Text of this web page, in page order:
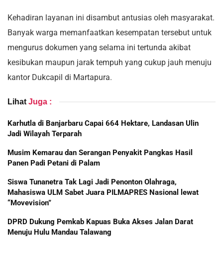
Kehadiran layanan ini disambut antusias oleh masyarakat.
Banyak warga memanfaatkan kesempatan tersebut untuk
mengurus dokumen yang selama ini tertunda akibat
kesibukan maupun jarak tempuh yang cukup jauh menuju
kantor Dukcapil di Martapura.
Lihat Juga :
Karhutla di Banjarbaru Capai 664 Hektare, Landasan Ulin
Jadi Wilayah Terparah
Musim Kemarau dan Serangan Penyakit Pangkas Hasil
Panen Padi Petani di Palam
Siswa Tunanetra Tak Lagi Jadi Penonton Olahraga,
Mahasiswa ULM Sabet Juara PILMAPRES Nasional lewat
“Movevision”
DPRD Dukung Pemkab Kapuas Buka Akses Jalan Darat
Menuju Hulu Mandau Talawang